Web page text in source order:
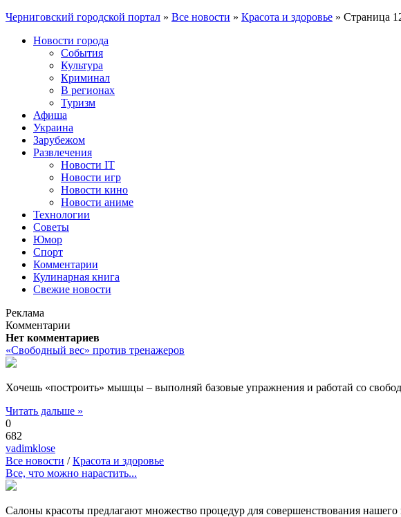
Черниговский городской портал » Все новости » Красота и здоровье » Страница
Новости города
События
Культура
Криминал
В регионах
Туризм
Афиша
Украина
Зарубежом
Развлечения
Новости IT
Новости игр
Новости кино
Новости аниме
Технологии
Советы
Юмор
Спорт
Комментарии
Кулинарная книга
Свежие новости
Реклама
Комментарии
Нет комментариев
«Свободный вес» против тренажеров
Хочешь «построить» мышцы – выполняй базовые упражнения и работай со
Читать дальше »
0
682
vadimklose
Все новости /Красота и здоровье
Все, что можно нарастить...
Салоны красоты предлагают множество процедур для совершенствования